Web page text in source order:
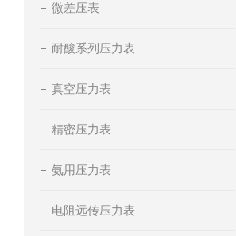
微差压表
耐酸系列压力表
真空压力表
精密压力表
氨用压力表
电阻远传压力表